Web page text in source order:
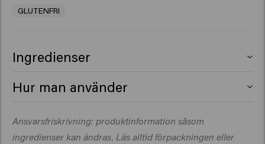
GLUTENFRI
Ingredienser
Cocamidopropyl Betaine, Coco-Glucoside, PEG-200
Glyceryl Laurate, Glycol Distearate, Parfum (Fragrance),
PEG-40 Hydrogenated Castor Oil, Sodium Chloride,
Hur man använder
behov.
Ansvarsfriskrivning: produktinformation såsom
ingredienser kan ändras. Läs alltid förpackningen eller